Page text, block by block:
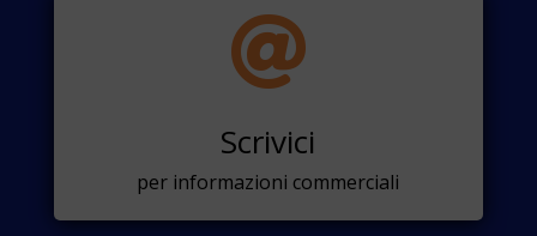

Scrivici
per informazioni commerciali